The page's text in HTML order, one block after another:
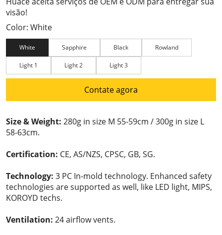
visão!
Color: White
White Sapphire Black Rowland
Light 1 Light 2 Light 3
Contate agora
Size & Weight: 280g in size M 55-59cm / 300g in size L
58-63cm.
Certification: CE, AS/NZS, CPSC, GB, SG.
Technology: 3 PC In-mold technology. Enhanced safety
technologies are supported as well, like LED light, MIPS,
KOROYD techs.
Ventilation: 24 airflow vents.